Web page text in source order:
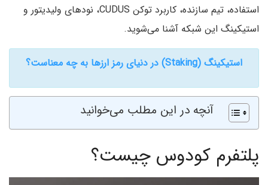
استفاده، تیم سازنده، کاربرد توکن CUDUS، نودهای ولیدیتور و
استیکینگ این شبکه آشنا می‌شوید.
استیکینگ (Staking) در دنیای رمز ارزها به چه معناست؟
آنچه در این مطلب می‌خوانید
پلتفرم کودوس چیست؟